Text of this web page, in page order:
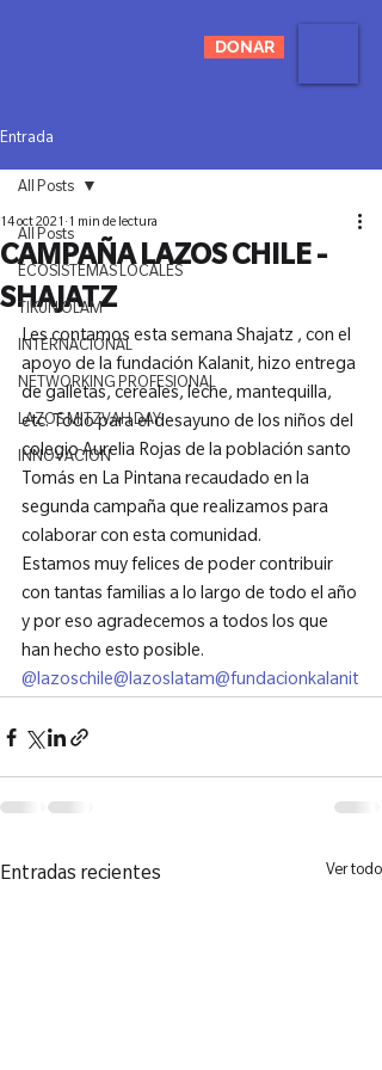
DONAR
Entrada
All Posts
ECOSISTEMAS LOCALES
TIKUN OLAM
INTERNACIONAL
NETWORKING PROFESIONAL
LAZOS MITZVAH DAY
INNOVACIÓN
All Posts
CAMPAÑA LAZOS CHILE -
SHAJATZ
14 oct 2021 1 min de lectura
Les contamos esta semana Shajatz , con el
apoyo de la fundación Kalanit, hizo entrega
de galletas, cereales, leche, mantequilla,
etc. Todo para el desayuno de los niños del
colegio Aurelia Rojas de la población santo
Tomás en La Pintana recaudado en la
segunda campaña que realizamos para
colaborar con esta comunidad.
Estamos muy felices de poder contribuir
con tantas familias a lo largo de todo el año
y por eso agradecemos a todos los que
@lazoschile@lazoslatam@fundacionkalanit
Entradas recientes Ver todo